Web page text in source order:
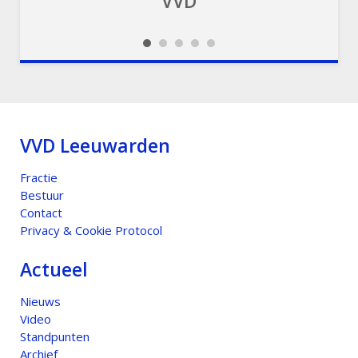
Slideshow
Slideshow
Slideshow
Slideshow
VVD Leeuwarden
Fractie
Bestuur
Contact
Privacy & Cookie Protocol
Actueel
Nieuws
Video
Standpunten
Archief